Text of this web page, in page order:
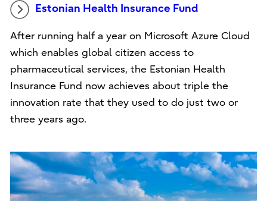
Estonian Health Insurance Fund
After running half a year on Microsoft Azure Cloud
which enables global citizen access to
pharmaceutical services, the Estonian Health
Insurance Fund now achieves about triple the
innovation rate that they used to do just two or
three years ago.